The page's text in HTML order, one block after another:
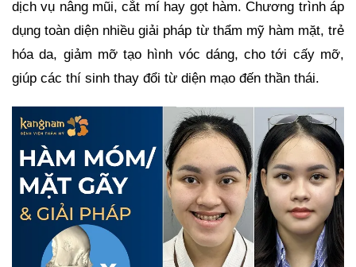
dịch vụ nâng mũi, cắt mí hay gọt hàm. Chương trình áp
dụng toàn diện nhiều giải pháp từ thẩm mỹ hàm mặt, trẻ
hóa da, giảm mỡ tạo hình vóc dáng, cho tới cấy mỡ,
giúp các thí sinh thay đổi từ diện mạo đến thần thái.